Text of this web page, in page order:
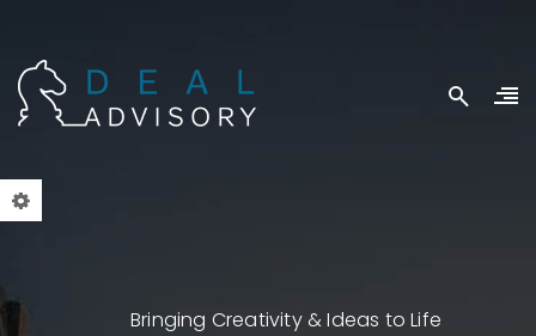
Bringing Creativity & Ideas to Life